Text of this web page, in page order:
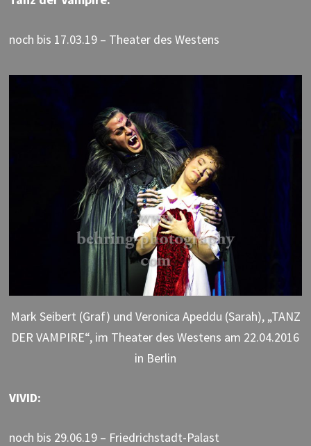
noch bis 17.03.19 – Theater des Westens
Mark Seibert (Graf) und Veronica Apeddu (Sarah), „TANZ
DER VAMPIRE“, im Theater des Westens am 22.04.2016
in Berlin
VIVID:
noch bis 29.06.19 – Friedrichstadt-Palast